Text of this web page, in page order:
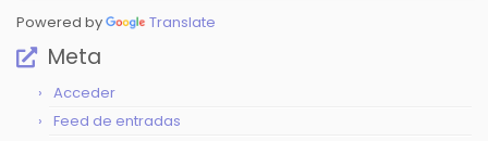
Powered by Translate
Meta
Acceder
Feed de entradas